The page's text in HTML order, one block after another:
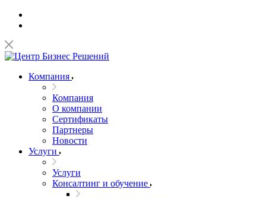
Компания
Компания
О компании
Сертификаты
Партнеры
Новости
Услуги
Услуги
Консалтинг и обучение